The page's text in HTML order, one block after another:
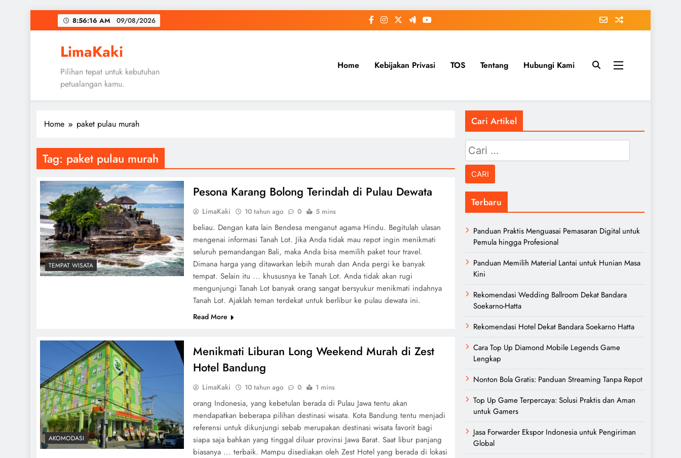
to
8:56:17 AM 09/08/2026
LimaKaki
Pilihan tepat untuk kebutuhan
petualangan kamu.
Home Kebijakan Privasi TOS Tentang Hubungi Kami
Home paket pulau murah
Tag: paket pulau murah
TEMPAT WISATA
Pesona Karang Bolong Terindah di Pulau Dewata
LimaKaki 10 tahun ago 0 5 mins
beliau. Dengan kata lain Bendesa menganut agama Hindu. Begitulah ulasan
mengenai informasi Tanah Lot. Jika Anda tidak mau repot ingin menikmati
seluruh pemandangan Bali, maka Anda bisa memilih paket tour travel.
Dimana harga yang ditawarkan lebih murah dan Anda pergi ke banyak
tempat. Selain itu ... khususnya ke Tanah Lot. Anda tidak akan rugi
mengunjungi Tanah Lot banyak orang sangat bersyukur menikmati indahnya
Tanah Lot. Ajaklah teman terdekat untuk berlibur ke pulau dewata ini.
Read More
AKOMODASI
Menikmati Liburan Long Weekend Murah di Zest
Hotel Bandung
LimaKaki 10 tahun ago 0 1 mins
orang Indonesia, yang kebetulan berada di Pulau Jawa tentu akan
mendapatkan beberapa pilihan destinasi wisata. Kota Bandung tentu menjadi
referensi untuk dikunjungi sebab merupakan destinasi wisata favorit bagi
siapa saja bahkan yang tinggal diluar provinsi Jawa Barat. Saat libur panjang
biasanya ... terbaik. Mampu disediakan oleh Zest Hotel yang berada di lokasi
Cari Artikel
Cari
untuk:
Terbaru
Panduan Praktis Menguasai Pemasaran Digital untuk
Pemula hingga Profesional
Panduan Memilih Material Lantai untuk Hunian Masa
Kini
Rekomendasi Wedding Ballroom Dekat Bandara
Soekarno-Hatta
Rekomendasi Hotel Dekat Bandara Soekarno Hatta
Cara Top Up Diamond Mobile Legends Game
Lengkap
Nonton Bola Gratis: Panduan Streaming Tanpa Repot
Top Up Game Terpercaya: Solusi Praktis dan Aman
untuk Gamers
Jasa Forwarder Ekspor Indonesia untuk Pengiriman
Global